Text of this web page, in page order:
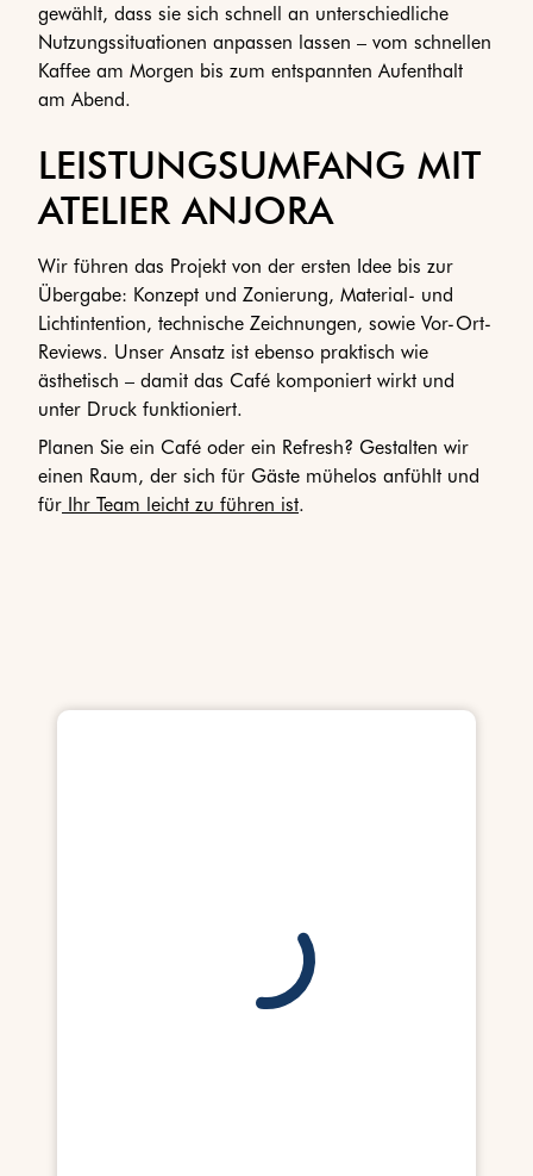
gewählt, dass sie sich schnell an unterschiedliche
Nutzungssituationen anpassen lassen – vom schnellen
Kaffee am Morgen bis zum entspannten Aufenthalt
am Abend.
LEISTUNGSUMFANG MIT
ATELIER ANJORA
Wir führen das Projekt von der ersten Idee bis zur
Übergabe: Konzept und Zonierung, Material- und
Lichtintention, technische Zeichnungen, sowie Vor-Ort-
Reviews. Unser Ansatz ist ebenso praktisch wie
ästhetisch – damit das Café komponiert wirkt und
unter Druck funktioniert.
Planen Sie ein Café oder ein Refresh? Gestalten wir
einen Raum, der sich für Gäste mühelos anfühlt und
für Ihr Team leicht zu führen ist.